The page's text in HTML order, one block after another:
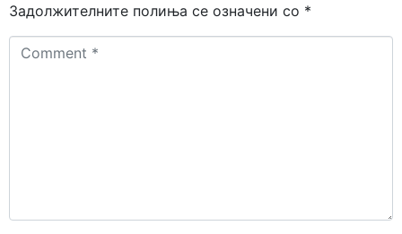
Задолжителните полиња се означени со *
Comment